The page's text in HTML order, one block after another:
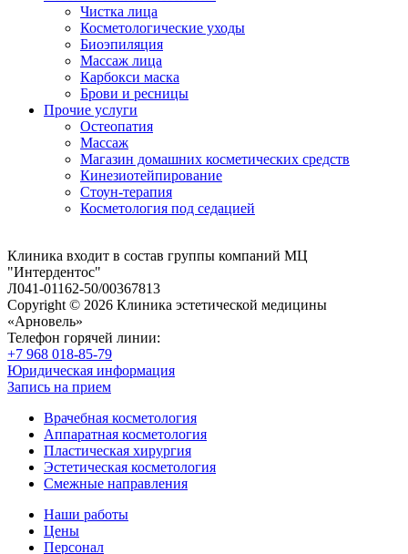
Чистка лица
Косметологические уходы
Биоэпиляция
Массаж лица
Карбокси маска
Брови и ресницы
Прочие услуги
Остеопатия
Массаж
Магазин домашних косметических средств
Кинезиотейпирование
Стоун-терапия
Косметология под седацией
Клиника входит в состав группы компаний МЦ
"Интердентос"
Л041-01162-50/00367813
Copyright © 2026 Клиника эстетической медицины
«Арновель»
Телефон горячей линии:
+7 968 018-85-79
Юридическая информация
Запись на прием
Врачебная косметология
Аппаратная косметология
Пластическая хирургия
Эстетическая косметология
Смежные направления
Наши работы
Цены
Персонал